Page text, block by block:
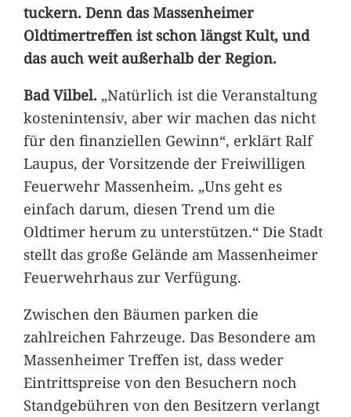
tuckern. Denn das Massenheimer
Oldtimertreffen ist schon längst Kult, und
das auch weit außerhalb der Region.
Bad Vilbel.„Natürlich ist die Veranstaltung
kostenintensiv, aber wir machen das nicht
für den finanziellen Gewinn“, erklärt Ralf
Laupus, der Vorsitzende der Freiwilligen
Feuerwehr Massenheim. „Uns geht es
einfach darum, diesen Trend um die
Oldtimer herum zu unterstützen.“ Die Stadt
stellt das große Gelände am Massenheimer
Feuerwehrhaus zur Verfügung.
Zwischen den Bäumen parken die
zahlreichen Fahrzeuge. Das Besondere am
Massenheimer Treffen ist, dass weder
Eintrittspreise von den Besuchern noch
Standgebühren von den Besitzern verlangt